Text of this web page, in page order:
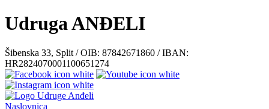
Udruga ANĐELI
Šibenska 33, Split / OIB: 87842671860 / IBAN:
HR2824070001100651274
Naslovnica